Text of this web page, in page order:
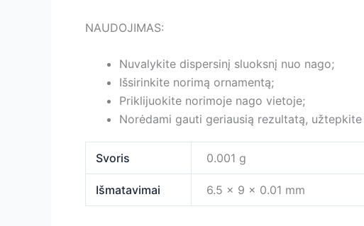
NAUDOJIMAS:
Nuvalykite dispersinį sluoksnį nuo nago;
Išsirinkite norimą ornamentą;
Priklijuokite norimoje nago vietoje;
Norėdami gauti geriausią rezultatą,
Svoris 0.001 g
Išmatavimai 6.5 × 9 × 0.01 mm